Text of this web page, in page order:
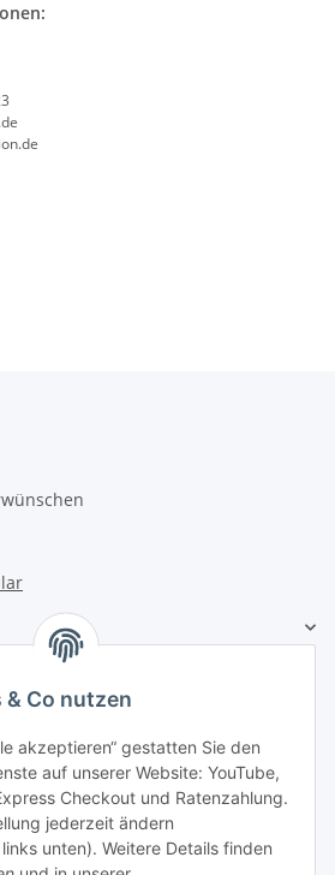
Co nutzen
akzeptieren“ gestatten Sie den
auf unserer Website: YouTube,
Checkout und Ratenzahlung.
jederzeit ändern
unten). Weitere Details finden